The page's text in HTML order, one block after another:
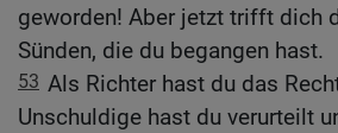
geworden! Aber jetzt trifft dich
Sünden, die du begangen hast.
53 Als Richter hast du das
Unschuldige hast du verurteilt